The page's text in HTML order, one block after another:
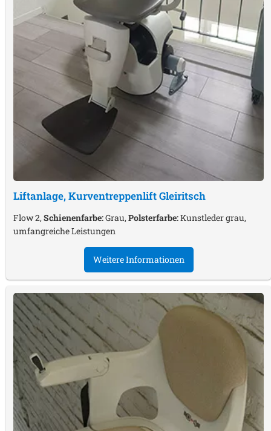
Liftanlage, KurventreppenliftGleiritsch
Flow 2,Schienenfarbe:Grau,Polsterfarbe:Kunstleder grau,
umfangreiche Leistungen
Weitere Informationen